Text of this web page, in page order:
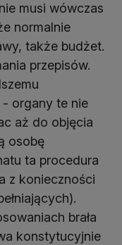
musi wówczas
normalnie
także budżet.
przepisów.
organy te nie
aż do objęcia
osobę
ta procedura
z konieczności
brała
konstytucyjnie